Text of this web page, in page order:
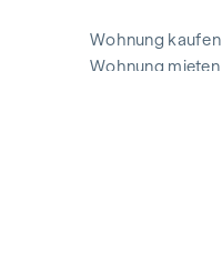
Wohnung kaufen
Wohnung mieten